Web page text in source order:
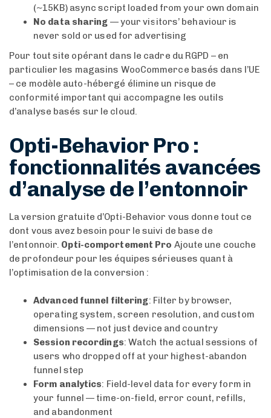
(~15KB) async script loaded from your own domain
No data sharing — your visitors’ behaviour is
never sold or used for advertising
Pour tout site opérant dans le cadre du RGPD – en
particulier les magasins WooCommerce basés dans l’UE
– ce modèle auto-hébergé élimine un risque de
conformité important qui accompagne les outils
d’analyse basés sur le cloud.
Opti-Behavior Pro :
fonctionnalités avancées
d’analyse de l’entonnoir
La version gratuite d’Opti-Behavior vous donne tout ce
dont vous avez besoin pour le suivi de base de
l’entonnoir. Opti-comportement Pro Ajoute une couche
de profondeur pour les équipes sérieuses quant à
l’optimisation de la conversion :
Advanced funnel filtering: Filter by browser,
operating system, screen resolution, and custom
dimensions — not just device and country
Session recordings: Watch the actual sessions of
users who dropped off at your highest-abandon
funnel step
Form analytics: Field-level data for every form in
your funnel — time-on-field, error count, refills,
and abandonment